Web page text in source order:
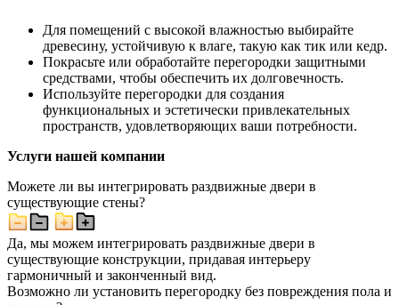
Для помещений с высокой влажностью выбирайте
древесину, устойчивую к влаге, такую как тик или кедр.
Покрасьте или обработайте перегородки защитными
средствами, чтобы обеспечить их долговечность.
Используйте перегородки для создания
функциональных и эстетически привлекательных
пространств, удовлетворяющих ваши потребности.
Услуги нашей компании
Можете ли вы интегрировать раздвижные двери в
существующие стены?
Да, мы можем интегрировать раздвижные двери в
существующие конструкции, придавая интерьеру
гармоничный и законченный вид.
Возможно ли установить перегородку без повреждения пола и